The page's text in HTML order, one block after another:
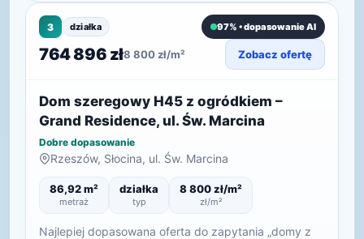
3 działka 97% • dopasowanie AI
764 896 zł8 800 zł/m² Zobacz ofertę
Dom szeregowy H45 z ogródkiem –
Grand Residence, ul. Św. Marcina
Dobre dopasowanie
Rzeszów, Słocina, ul. Św. Marcina
86,92 m²
metraż
działka
typ
8 800 zł/m²
zł/m²
Najlepiej dopasowana oferta do zapytania „domy z